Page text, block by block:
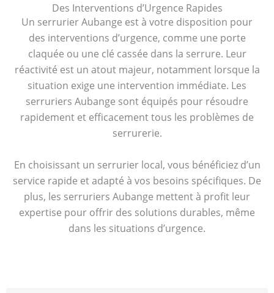
Des Interventions d’Urgence Rapides
Un serrurier Aubange est à votre disposition pour
des interventions d’urgence, comme une porte
claquée ou une clé cassée dans la serrure. Leur
réactivité est un atout majeur, notamment lorsque la
situation exige une intervention immédiate. Les
serruriers Aubange sont équipés pour résoudre
rapidement et efficacement tous les problèmes de
serrurerie.
En choisissant un serrurier local, vous bénéficiez d’un
service rapide et adapté à vos besoins spécifiques. De
plus, les serruriers Aubange mettent à profit leur
expertise pour offrir des solutions durables, même
dans les situations d’urgence.